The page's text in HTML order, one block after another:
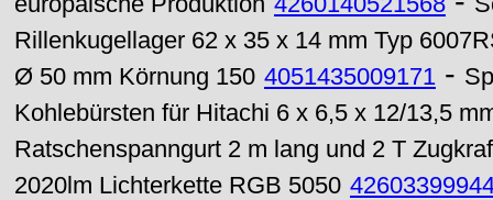
Rillenkugellager 62 x 35 x 14 mm Typ
Ø 50 mm Körnung 150 4051435009171 -
Kohlebürsten für Hitachi 6 x 6,5 x 12/13,5
Ratschenspanngurt 2 m lang und 2 T
2020lm Lichterkette RGB 5050